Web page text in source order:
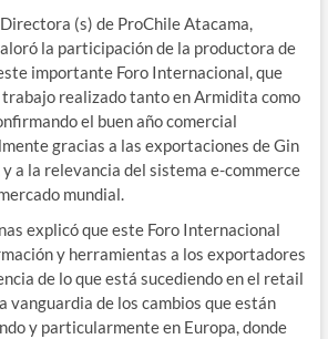
(s) de ProChile Atacama,
la participación de la productora de
importante Foro Internacional, que
realizado tanto en Armidita como
el buen año comercial
gracias a las exportaciones de Gin
a la relevancia del sistema e-commerce
mundial.
explicó que este Foro Internacional
y herramientas a los exportadores
de lo que está sucediendo en el retail
vanguardia de los cambios que están
y particularmente en Europa, donde